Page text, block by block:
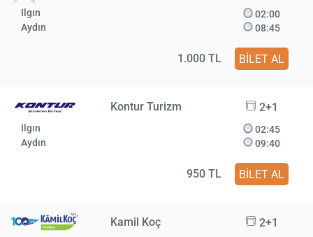
Ilgın
Aydın
02:00
08:45
1.000 TL BİLET AL
Kontur Turizm 2+1
Ilgın
Aydın
02:45
09:40
950 TL BİLET AL
Kamil Koç 2+1